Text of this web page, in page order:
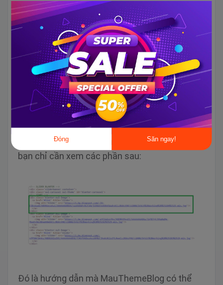
có thể được cài đặt trên các bài viết, trang,
chỉnh sửa bố cục html, hoặc blogger.
<!-- SLIDER BLANTER --> <div
Lưu chủ đề.
Để thêm vào danh sách các slide hình ảnh ,
bạn chỉ cần xem các phần sau:
Đó là hướng dẫn mà MauThemeBlog có thể
Đóng Săn ngay!